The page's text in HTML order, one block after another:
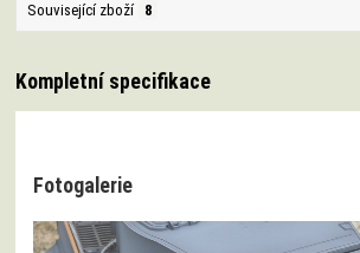
Související zboží 8
Kompletní specifikace
Fotogalerie